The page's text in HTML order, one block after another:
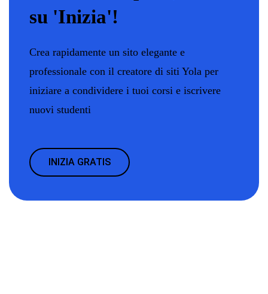
su 'Inizia'!
Crea rapidamente un sito elegante e
professionale con il creatore di siti Yola per
iniziare a condividere i tuoi corsi e iscrivere
nuovi studenti
INIZIA GRATIS